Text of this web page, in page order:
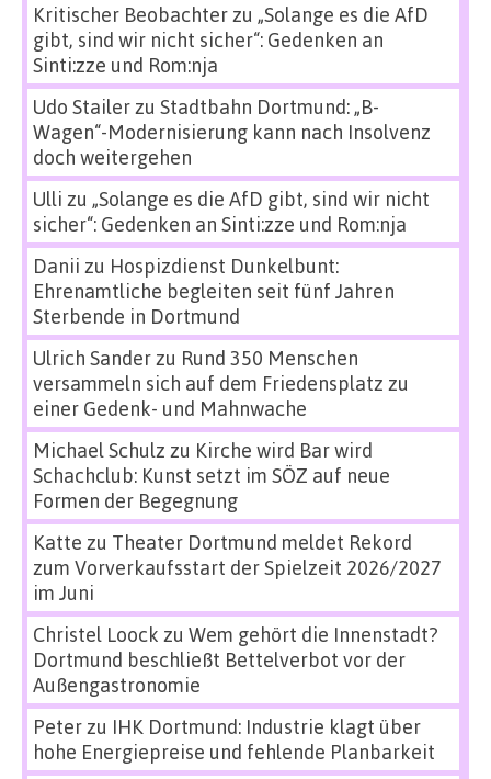
Kritischer Beobachterzu „Solange es die AfD
gibt, sind wir nicht sicher“: Gedenken an
Sinti:zze und Rom:nja
Udo Stailerzu Stadtbahn Dortmund: „B-
Wagen“-Modernisierung kann nach Insolvenz
doch weitergehen
Ulli zu „Solange es die AfD gibt, sind wir nicht
sicher“: Gedenken an Sinti:zze und Rom:nja
Danii zu Hospizdienst Dunkelbunt:
Ehrenamtliche begleiten seit fünf Jahren
Sterbende in Dortmund
Ulrich Sanderzu Rund 350 Menschen
versammeln sich auf dem Friedensplatz zu
einer Gedenk- und Mahnwache
Michael Schulz zu Kirche wird Bar wird
Schachclub: Kunst setzt im SÖZ auf neue
Formen der Begegnung
Katte zu Theater Dortmund meldet Rekord
zum Vorverkaufsstart der Spielzeit 2026/2027
im Juni
Christel Loock zu Wem gehört die Innenstadt?
Dortmund beschließt Bettelverbot vor der
Außengastronomie
Peterzu IHK Dortmund: Industrie klagt über
hohe Energiepreise und fehlende Planbarkeit